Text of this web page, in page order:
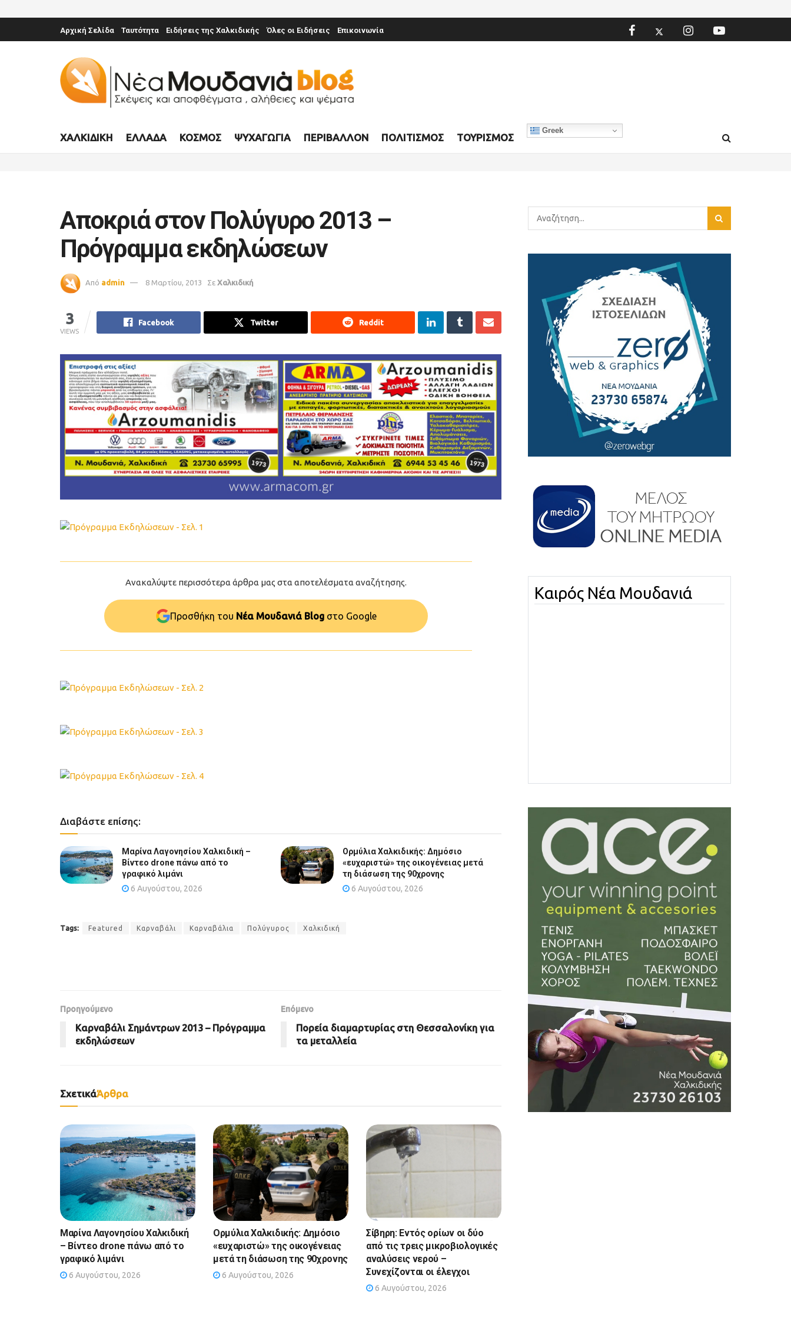
Αρχική Σελίδα Ταυτότητα Ειδήσεις της Χαλκιδικής Όλες οι Ειδήσεις Επικοινωνία
ΧΑΛΚΙΔΙΚΉ ΕΛΛΆΔΑ ΚΌΣΜΟΣ ΨΥΧΑΓΩΓΊΑ ΠΕΡΙΒΆΛΛΟΝ ΠΟΛΙΤΙΣΜΌΣ ΤΟΥΡΙΣΜΌΣ
Greek
Αποκριά στον Πολύγυρο 2013 –
Πρόγραμμα εκδηλώσεων
Από admin 8 Μαρτίου, 2013 Σε Χαλκιδική
3
VIEWS
Facebook Twitter Reddit
Ανακαλύψτε περισσότερα άρθρα μας στα αποτελέσματα αναζήτησης.
Προσθήκη του Νέα Μουδανιά Blogστo Google
Διαβάστε επίσης:
Μαρίνα Λαγονησίου Χαλκιδική –
Βίντεο drone πάνω από το
γραφικό λιμάνι
6 Αυγούστου, 2026
Ορμύλια Χαλκιδικής: Δημόσιο
«ευχαριστώ» της οικογένειας μετά
τη διάσωση της 90χρονης
6 Αυγούστου, 2026
Tags: Featured Καρναβάλι Καρναβάλια Πολύγυρος Χαλκιδική
Προηγούμενο
Καρναβάλι Σημάντρων 2013 – Πρόγραμμα
εκδηλώσεων
Επόμενο
Πορεία διαμαρτυρίας στη Θεσσαλονίκη για
τα μεταλλεία
ΣχετικάΆρθρα
Μαρίνα Λαγονησίου Χαλκιδική
– Βίντεο drone πάνω από το
γραφικό λιμάνι
6 Αυγούστου, 2026
Ορμύλια Χαλκιδικής: Δημόσιο
«ευχαριστώ» της οικογένειας
μετά τη διάσωση της 90χρονης
6 Αυγούστου, 2026
Σίβηρη: Εντός ορίων οι δύο
από τις τρεις μικροβιολογικές
αναλύσεις νερού –
Συνεχίζονται οι έλεγχοι
6 Αυγούστου, 2026
Καιρός Νέα Μουδανιά